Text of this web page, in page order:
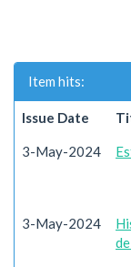
Item hits:
Issue Date
3-May-2024
3-May-2024